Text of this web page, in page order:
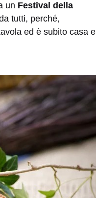
un Festival della
tutti, perché,
ed è subito casa e